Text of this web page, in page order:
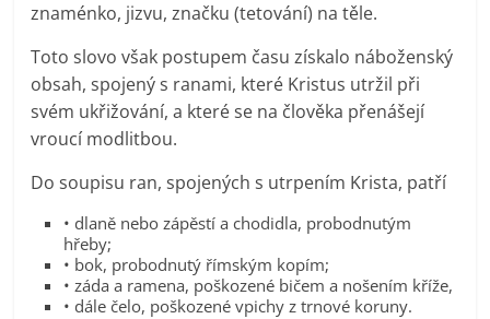
znaménko, jizvu, značku (tetování) na těle.
Toto slovo však postupem času získalo náboženský
obsah, spojený s ranami, které Kristus utržil při
svém ukřižování, a které se na člověka přenášejí
vroucí modlitbou.
Do soupisu ran, spojených s utrpením Krista, patří
• dlaně nebo zápěstí a chodidla, probodnutým
hřeby;
• bok, probodnutý římským kopím;
• záda a ramena, poškozené bičem a nošením kříže,
• dále čelo, poškozené vpichy z trnové koruny.